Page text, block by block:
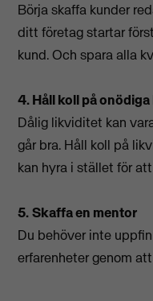
Börja skaffa kunder
ditt företag startar
kund. Och spara alla
4. Håll koll på
Dålig likviditet kan
går bra. Håll koll på
kan hyra i stället för
5.Skaffa en mentor
Du behöver inte
erfarenheter genom